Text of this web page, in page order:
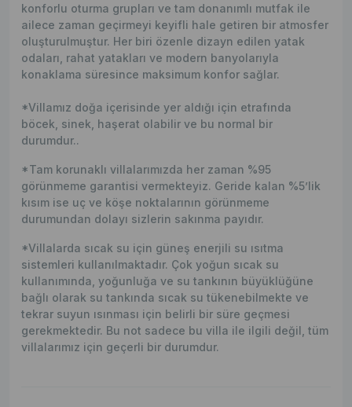
konforlu oturma grupları ve tam donanımlı mutfak ile
ailece zaman geçirmeyi keyifli hale getiren bir atmosfer
oluşturulmuştur. Her biri özenle dizayn edilen yatak
odaları, rahat yatakları ve modern banyolarıyla
konaklama süresince maksimum konfor sağlar.
*Villamız doğa içerisinde yer aldığı için etrafında
böcek, sinek, haşerat olabilir ve bu normal bir
durumdur..
*Tam korunaklı villalarımızda her zaman %95
görünmeme garantisi vermekteyiz. Geride kalan %5’lik
kısım ise uç ve köşe noktalarının görünmeme
durumundan dolayı sizlerin sakınma payıdır.
*Villalarda sıcak su için güneş enerjili su ısıtma
sistemleri kullanılmaktadır. Çok yoğun sıcak su
kullanımında, yoğunluğa ve su tankının büyüklüğüne
bağlı olarak su tankında sıcak su tükenebilmekte ve
tekrar suyun ısınması için belirli bir süre geçmesi
gerekmektedir. Bu not sadece bu villa ile ilgili değil, tüm
villalarımız için geçerli bir durumdur.